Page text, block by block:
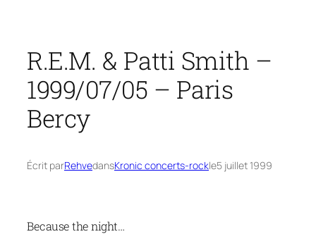
R.E.M. & Patti Smith –
1999/07/05 – Paris
Bercy
Écrit parRehvedansKronic concerts-rockle5 juillet 1999
Because the night…